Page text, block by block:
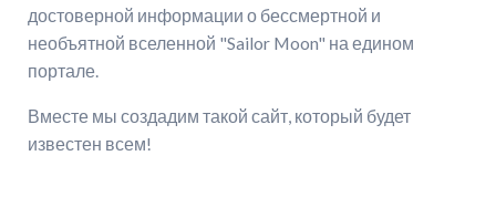
достоверной информации о бессмертной и
необъятной вселенной "Sailor Moon" на едином
портале.
Вместе мы создадим такой сайт, который будет
известен всем!